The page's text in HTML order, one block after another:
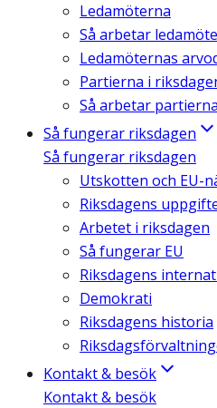
Ledamöterna
Så arbetar
Ledamöternas
Partierna i
Så arbetar partierna
Så fungerar riksdagen
Så fungerar riksdagen
Utskotten och EU-
Riksdagens
Arbetet i riksdagen
Så fungerar EU
Riksdagens
Demokrati
Riksdagens historia
Kontakt & besök
Kontakt & besök